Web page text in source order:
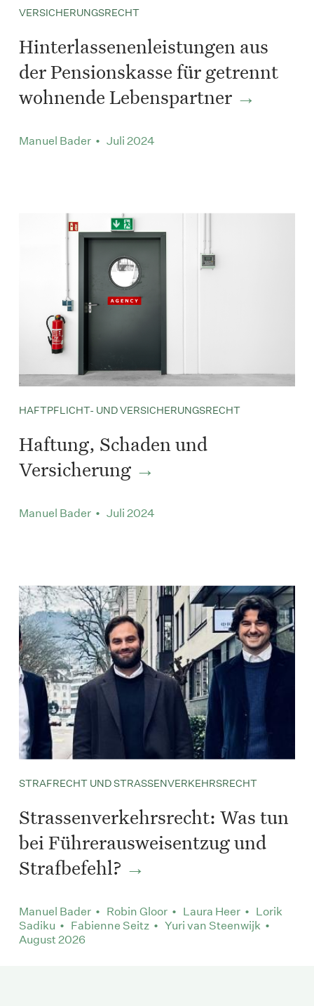
VERSICHERUNGSRECHT
Hinterlassenenleistungen aus
der Pensionskasse für getrennt
wohnende Lebenspartner
Manuel Bader • Juli 2024
HAFTPFLICHT- UND VERSICHERUNGSRECHT
Haftung, Schaden und
Versicherung
Manuel Bader • Juli 2024
STRAFRECHT UND STRASSENVERKEHRSRECHT
Strassenverkehrsrecht: Was tun
bei Führerausweisentzug und
Strafbefehl?
Manuel Bader • Robin Gloor • Laura Heer • Lorik
Sadiku • Fabienne Seitz • Yuri van Steenwijk •
August 2026